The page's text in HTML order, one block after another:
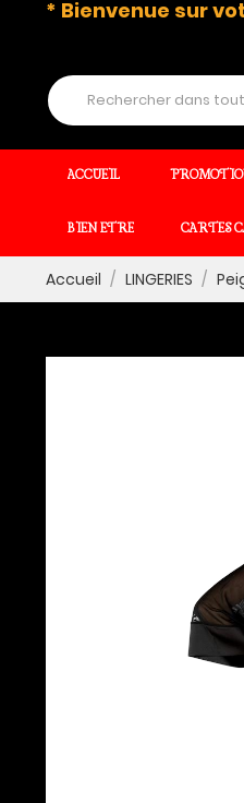
* Bienvenue sur
ACCUEIL
BIEN ETRE CARTES
Accueil LINGERIES